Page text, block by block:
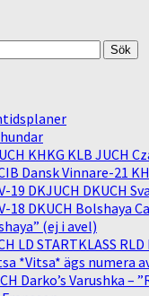
KHKG KLB JUCH
Dansk Vinnare-21
19 DKJUCH DKUCH
18 DKUCH Bolshaya
(ej i avel)
LD STARTKLASS
*Vitsa* ägs numera
Darko’s Varushka –